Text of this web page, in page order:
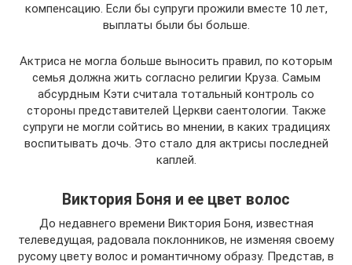
компенсацию. Если бы супруги прожили вместе 10 лет,
выплаты были бы больше.
Актриса не могла больше выносить правил, по которым
семья должна жить согласно религии Круза. Самым
абсурдным Кэти считала тотальный контроль со
стороны представителей Церкви саентологии. Также
супруги не могли сойтись во мнении, в каких традициях
воспитывать дочь. Это стало для актрисы последней
каплей.
Виктория Боня и ее цвет волос
До недавнего времени Виктория Боня, известная
телеведущая, радовала поклонников, не изменяя своему
русому цвету волос и романтичному образу. Представ, в